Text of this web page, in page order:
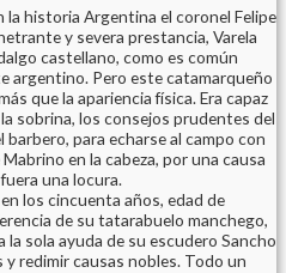
la historia Argentina el coronel Felipe
y severa prestancia, Varela
castellano, como es común
argentino. Pero este catamarqueño
que la apariencia física. Era capaz
sobrina, los consejos prudentes del
para echarse al campo con
en la cabeza, por una causa
una locura.
los cincuenta años, edad de
de su tatarabuelo manchego,
sola ayuda de su escudero Sancho
redimir causas nobles. Todo un